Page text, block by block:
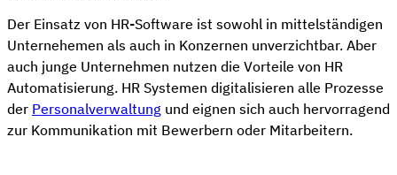
Der Einsatz von HR-Software ist sowohl in mittelständigen
Unternehemen als auch in Konzernen unverzichtbar. Aber
auch junge Unternehmen nutzen die Vorteile von HR
Automatisierung. HR Systemen digitalisieren alle Prozesse
der Personalverwaltung und eignen sich auch hervorragend
zur Kommunikation mit Bewerbern oder Mitarbeitern.